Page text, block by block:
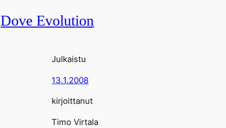
Dove Evolution
Julkaistu
13.1.2008
kirjoittanut
Timo Virtala